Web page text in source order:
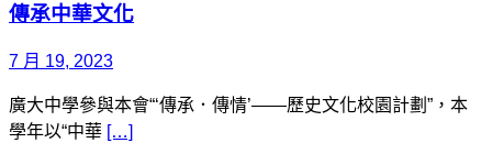
傳承中華文化
7 月 19, 2023
廣大中學參與本會“‘傳承．傳情’——歷史文化校園計劃”，本
學年以“中華 […]